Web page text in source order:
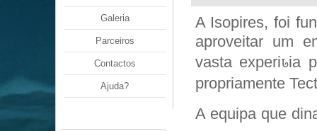
Galeria
Parceiros
Contactos
Ajuda?
A Isopires, foi
aproveitar um
vasta experiꮣia
propriamente
A equipa que